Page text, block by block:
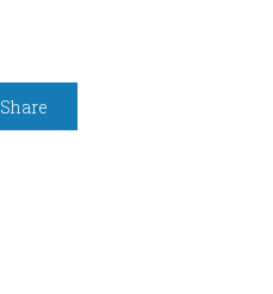
Share